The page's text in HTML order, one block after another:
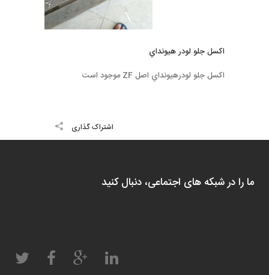
اكسل جلو لودر هيونداي
اكسل جلو لودرهيونداي اصل ZF موجود است
اشتراک گذاری
ما را در شبکه های اجتماعی، دنبال کنید